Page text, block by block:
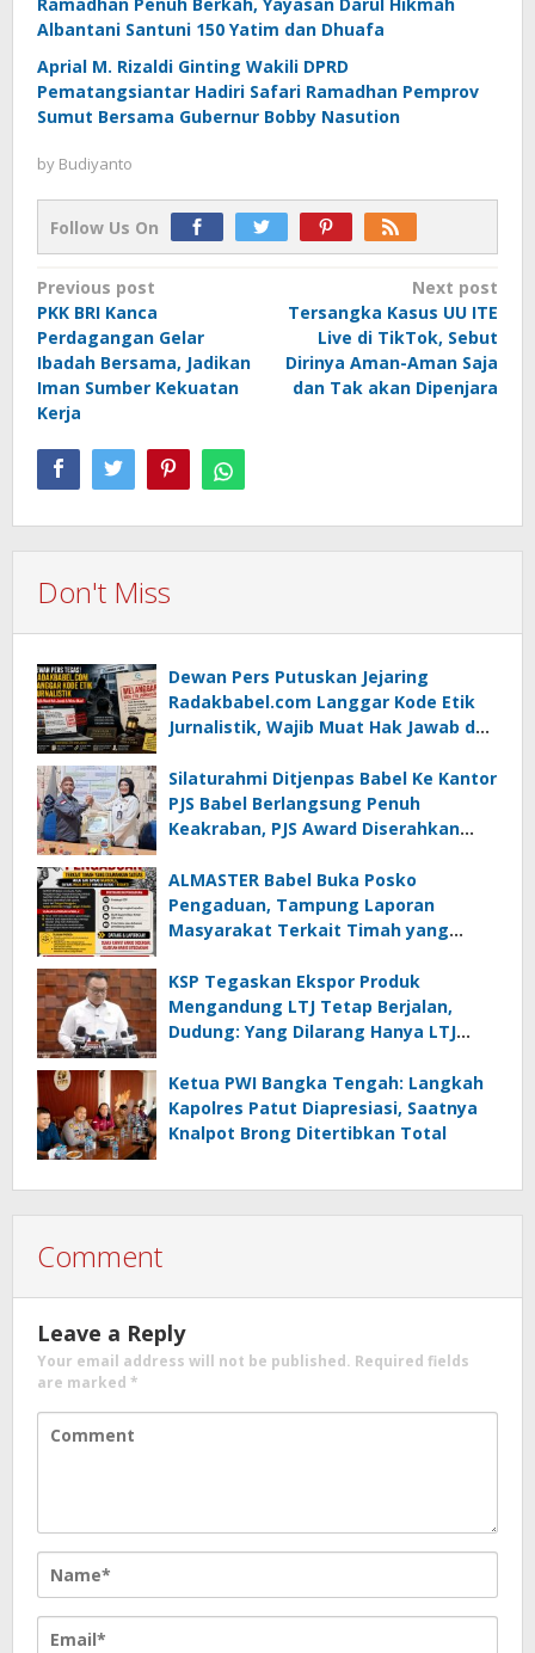
Ramadhan Penuh Berkah, Yayasan Darul Hikmah
Albantani Santuni 150 Yatim dan Dhuafa
Aprial M. Rizaldi Ginting Wakili DPRD
Pematangsiantar Hadiri Safari Ramadhan Pemprov
Sumut Bersama Gubernur Bobby Nasution
by Budiyanto
Follow Us On
Post
navigation
Previous post
PKK BRI Kanca
Perdagangan Gelar
Ibadah Bersama, Jadikan
Iman Sumber Kekuatan
Kerja
Next post
Tersangka Kasus UU ITE
Live di TikTok, Sebut
Dirinya Aman-Aman Saja
dan Tak akan Dipenjara
Don't Miss
Dewan Pers Putuskan Jejaring
Radakbabel.com Langgar Kode Etik
Jurnalistik, Wajib Muat Hak Jawab dan
Silaturahmi Ditjenpas Babel Ke Kantor
PJS Babel Berlangsung Penuh
Keakraban, PJS Award Diserahkan
ALMASTER Babel Buka Posko
Pengaduan, Tampung Laporan
Masyarakat Terkait Timah yang
KSP Tegaskan Ekspor Produk
Mengandung LTJ Tetap Berjalan,
Dudung: Yang Dilarang Hanya LTJ
Ketua PWI Bangka Tengah: Langkah
Kapolres Patut Diapresiasi, Saatnya
Knalpot Brong Ditertibkan Total
Comment
Leave a Reply
Your email address will not be published. Required fields
are marked *